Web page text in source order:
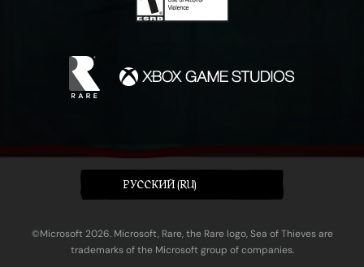
PУССКИЙ (RU)
©Microsoft 2026. Microsoft, Rare, the Rare logo, Sea of Thieves are
trademarks of the Microsoft group of companies.